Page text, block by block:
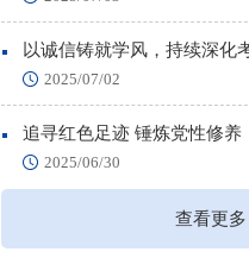
以诚信铸就学风，持续深化
2025/07/02
追寻红色足迹 锤炼党性修养
2025/06/30
查看更多